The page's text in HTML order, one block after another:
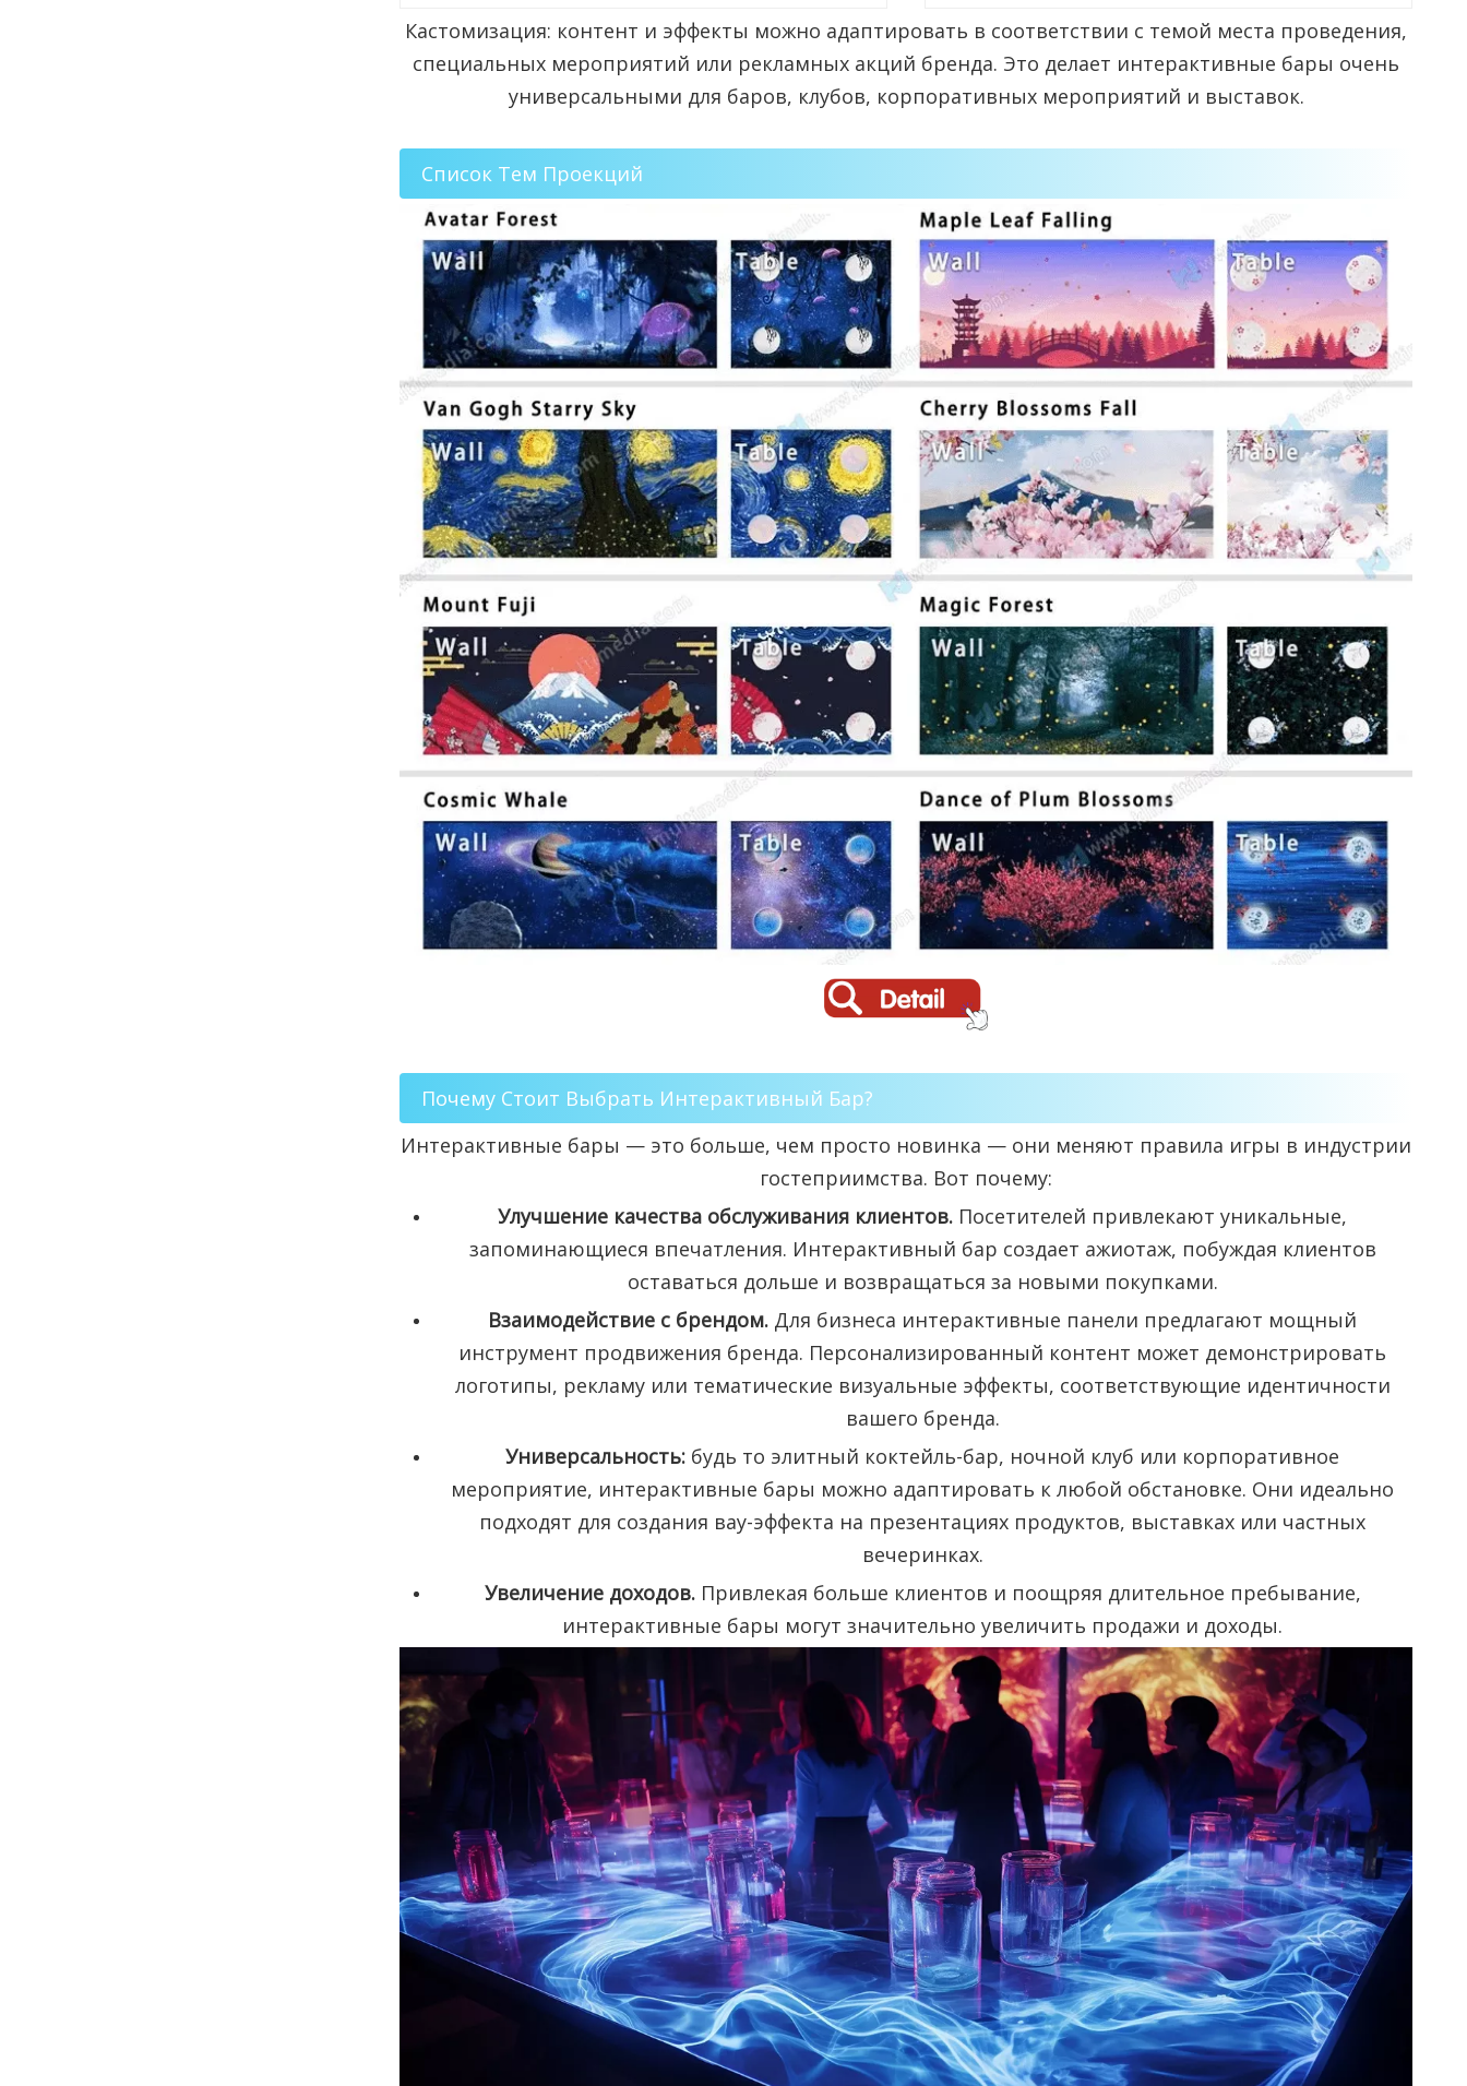
Кастомизация: контент и эффекты можно адаптировать в соответствии с темой места проведения,
специальных мероприятий или рекламных акций бренда. Это делает интерактивные бары очень
универсальными для баров, клубов, корпоративных мероприятий и выставок.
Список Тем Проекций
Почему Стоит Выбрать Интерактивный Бар?
Интерактивные бары — это больше, чем просто новинка — они меняют правила игры в индустрии
гостеприимства. Вот почему:
Улучшение качества обслуживания клиентов. Посетителей привлекают уникальные,
запоминающиеся впечатления. Интерактивный бар создает ажиотаж, побуждая клиентов
оставаться дольше и возвращаться за новыми покупками.
Взаимодействие с брендом. Для бизнеса интерактивные панели предлагают мощный
инструмент продвижения бренда. Персонализированный контент может демонстрировать
логотипы, рекламу или тематические визуальные эффекты, соответствующие идентичности
вашего бренда.
Универсальность: будь то элитный коктейль-бар, ночной клуб или корпоративное
мероприятие, интерактивные бары можно адаптировать к любой обстановке. Они идеально
подходят для создания вау-эффекта на презентациях продуктов, выставках или частных
вечеринках.
Увеличение доходов. Привлекая больше клиентов и поощряя длительное пребывание,
интерактивные бары могут значительно увеличить продажи и доходы.